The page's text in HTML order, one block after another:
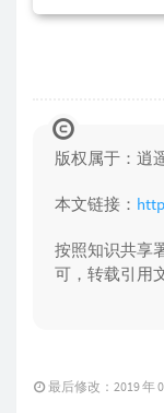
版权属于：逍
本文链接：
按照知识共享
可，转载引用
最后修改：2019 年